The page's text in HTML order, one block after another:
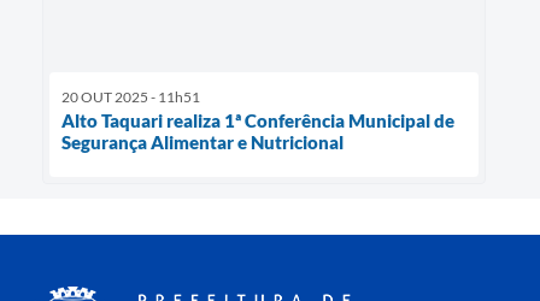
20 OUT 2025 - 11h51
Alto Taquari realiza 1ª Conferência Municipal de
Segurança Alimentar e Nutricional